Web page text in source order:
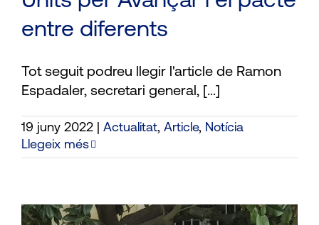
Afilia’t
…
entre diferents
Tot seguit podreu llegir l'article de Ramon
Espadaler, secretari general, [...]
19 juny 2022 Actualitat, Article, Notícia
Llegeix més